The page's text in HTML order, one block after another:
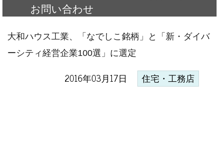
お問い合わせ
大和ハウス工業、「なでしこ銘柄」と「新・ダイバ
ーシティ経営企業100選」に選定
2016年03月17日 住宅・工務店